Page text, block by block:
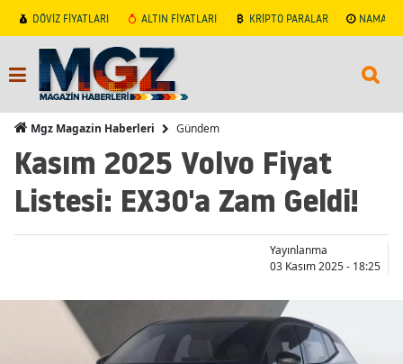
DÖVİZ FİYATLARI ALTIN FİYATLARI KRİPTO PARALAR NAMAZ
Mgz Magazin Haberleri Gündem
Kasım 2025 Volvo Fiyat
Listesi: EX30'a Zam Geldi!
Yayınlanma
03 Kasım 2025 - 18:25